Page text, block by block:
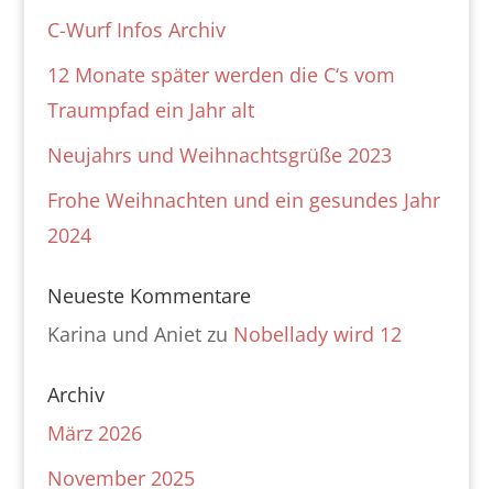
C-Wurf Infos Archiv
12 Monate später werden die C‘s vom
Traumpfad ein Jahr alt
Neujahrs und Weihnachtsgrüße 2023
Frohe Weihnachten und ein gesundes Jahr
2024
Neueste Kommentare
Karina und Anietzu Nobellady wird 12
Archiv
März 2026
November 2025